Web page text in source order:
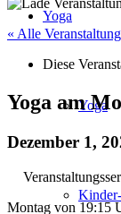
Yoga
Yoga
« Alle
Diese
Yoga am
Dezember 1,
Montag von 19:15